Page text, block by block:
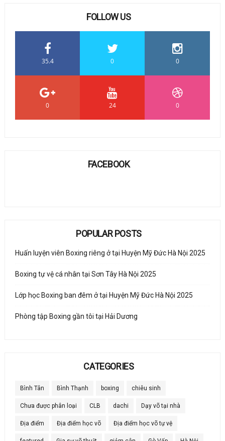
FOLLOW US
35.4 0 0
0 24 0
FACEBOOK
POPULAR POSTS
Huấn luyện viên Boxing riêng ở tại Huyện Mỹ Đức Hà Nội 2025
Boxing tự vệ cá nhân tại Sơn Tây Hà Nội 2025
Lớp học Boxing ban đêm ở tại Huyện Mỹ Đức Hà Nội 2025
Phòng tập Boxing gần tôi tại Hải Dương
CATEGORIES
Bình Tân Bình Thạnh boxing chiêu sinh
Chưa được phân loại CLB dachi Dạy võ tại nhà
Địa điểm Địa điểm học võ Địa điểm học võ tự vệ